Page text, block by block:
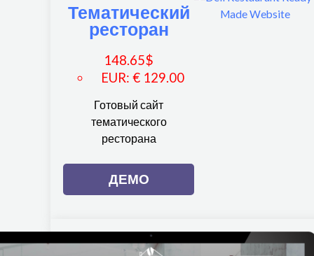
Тематический
ресторан
148.65$
EUR:€ 129.00
Готовый сайт
тематического
ресторана
ДЕМО